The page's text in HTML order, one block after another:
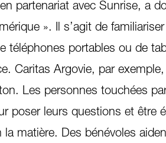
partenariat avec Sunrise, a
». Il s’agit de
téléphones portables ou de
Caritas Argovie, par
Les personnes touchées
poser leurs questions et être
matière. Des bénévoles